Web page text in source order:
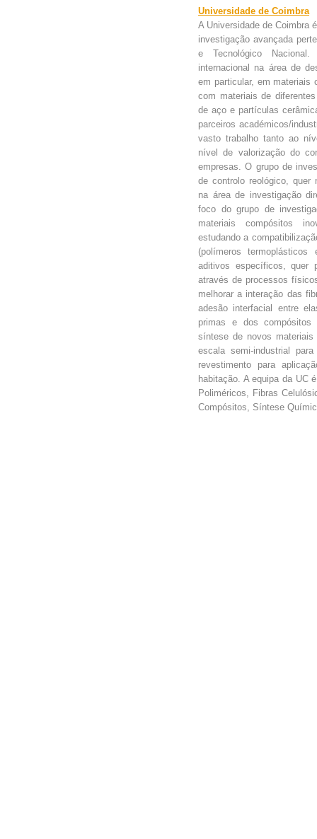
Universidade de Coimbra
A Universidade de Coimbra
investigação avançada
e Tecnológico Nacional.
internacional na área de
em particular, em materiais
com materiais de
de aço e partículas
parceiros académicos/
vasto trabalho tanto ao
nível de valorização do
empresas. O grupo de
de controlo reológico, quer
na área de investigação
foco do grupo de
materiais compósitos
estudando a
(polímeros
aditivos específicos, quer
através de processos
melhorar a interação das
adesão interfacial entre
primas e dos
síntese de novos
escala semi-industrial
revestimento para
habitação. A equipa da UC
Poliméricos, Fibras
Compósitos, Síntese